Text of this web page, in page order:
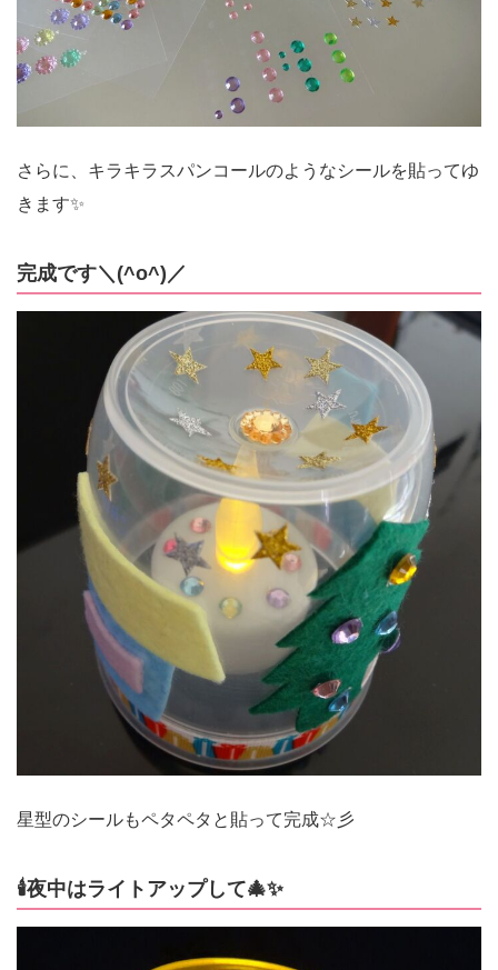
さらに、キラキラスパンコールのようなシールを貼ってゆ
きます✨
完成です＼(^o^)／
星型のシールもペタペタと貼って完成☆彡
🕯夜中はライトアップして🎄✨